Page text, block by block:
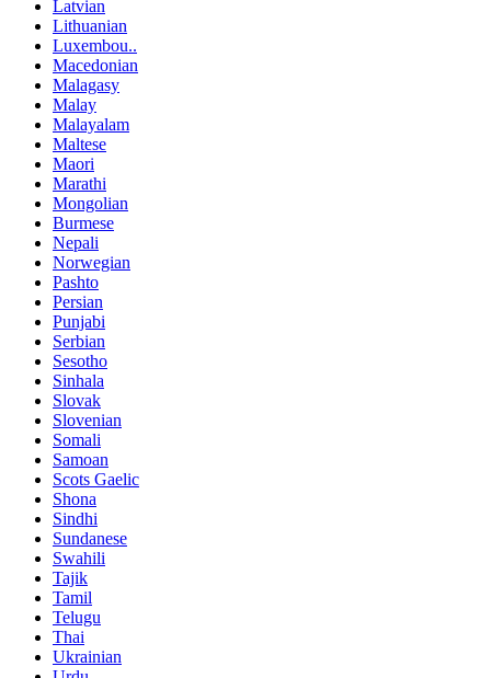
Latvian
Lithuanian
Luxembou..
Macedonian
Malagasy
Malay
Malayalam
Maltese
Maori
Marathi
Mongolian
Burmese
Nepali
Norwegian
Pashto
Persian
Punjabi
Serbian
Sesotho
Sinhala
Slovak
Slovenian
Somali
Samoan
Scots Gaelic
Shona
Sindhi
Sundanese
Swahili
Tajik
Tamil
Telugu
Thai
Ukrainian